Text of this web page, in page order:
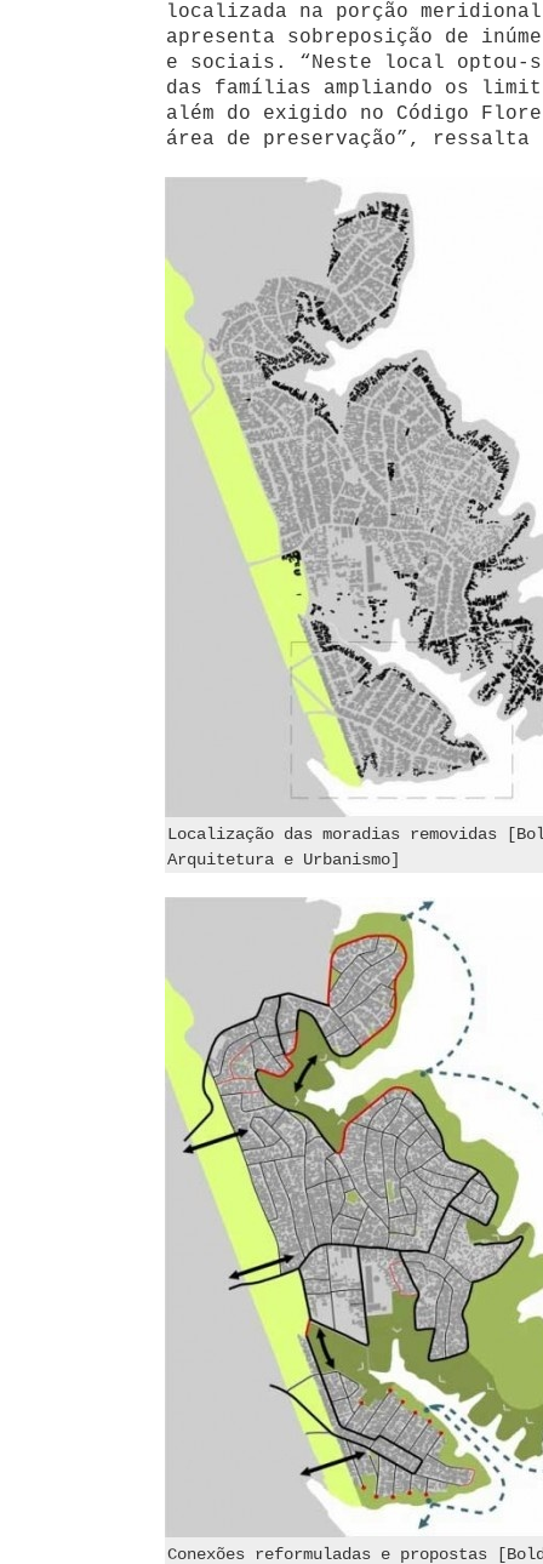
localizada na porção meridional
apresenta sobreposição de
e sociais. “Neste local optou-
das famílias ampliando os
além do exigido no Código
área de preservação”,
Localização das moradias removidas
Arquitetura e Urbanismo]
Conexões reformuladas e propostas